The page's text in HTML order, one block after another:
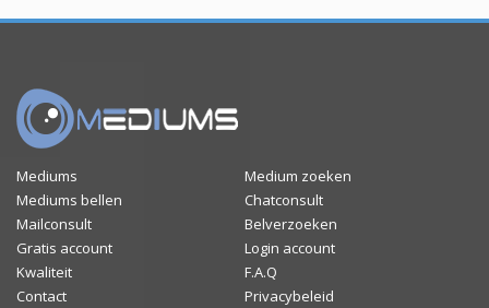
Mediums
Medium zoeken
Mediums bellen
Chatconsult
Mailconsult
Belverzoeken
Gratis account
Login account
Kwaliteit
F.A.Q
Contact
Privacybeleid